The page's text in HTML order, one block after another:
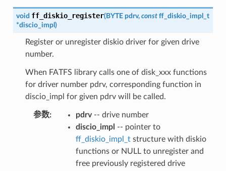
void ff_diskio_register(BYTE pdrv, const ff_diskio_impl_t
*discio_impl )
Register or unregister diskio driver for given drive
number.
When FATFS library calls one of disk_xxx functions
for driver number pdrv, corresponding function in
discio_impl for given pdrv will be called.
参数: pdrv-- drive number
discio_impl -- pointer to
ff_diskio_impl_tstructure with diskio
functions or NULL to unregister and
free previously registered drive